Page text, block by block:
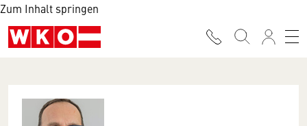
Zum Inhalt springen